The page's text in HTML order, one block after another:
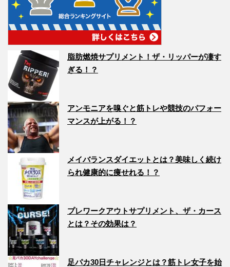
脂肪燃焼サプリメント！ザ・リッパーが凄す
ぎる！？
アンモニアを嗅ぐと筋トレや競技のパフォー
マンスが上がる！？
メイバランスダイエットとは？美味しく続け
られ健康的に痩せれる！？
プレワークアウトサプリメント、ザ・カース
とは？その効果は？
足パカ30日チャレンジとは？筋トレ女子を始